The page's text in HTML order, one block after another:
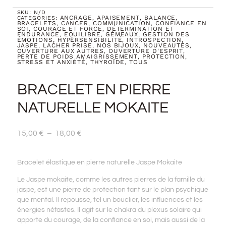
SKU: N/D
CATEGORIES: ANCRAGE, APAISEMENT, BALANCE,
BRACELETS, CANCER,COMMUNICATION, CONFIANCE EN
SOI,COURAGE ET FORCE, DÉTERMINATION ET
ENDURANCE, EQUILIBRE, GÉMEAUX,GESTION DES
ÉMOTIONS, HYPERSENSIBILITÉ, INTROSPECTION,
JASPE, LACHER PRISE, NOS BIJOUX, NOUVEAUTÉS,
OUVERTURE AUX AUTRES, OUVERTURE D'ESPRIT,
PERTE DE POIDS AMAIGRISSEMENT, PROTECTION,
STRESS ET ANXIÉTÉ, THYROÏDE,TOUS
BRACELET EN PIERRE
NATURELLE MOKAITE
15,00 € – 18,00 €Plage
15,00 €
18,00 €
Bracelet élastique en pierre naturelle Jaspe Mokaite
Le Jaspe mokaite, comme les autres pierres de la famille du
jaspe, est une pierre de protection tant sur le plan psychique
que mental. Il repousse, tel un bouclier, les influences et les
énergies néfastes. Il agit sur le chakra du plexus solaire qui
apporte du courage, de la confiance en soi, mais aussi de la